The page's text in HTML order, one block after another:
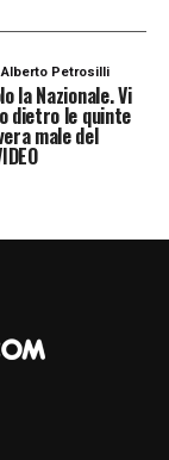
Alberto Petrosilli
la Nazionale. Vi
dietro le quinte
male del